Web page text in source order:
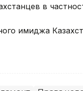
в
имиджа